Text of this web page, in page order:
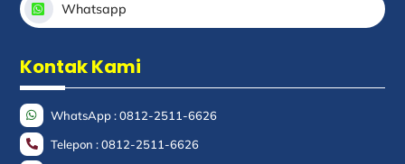
Whatsapp
Kontak Kami
WhatsApp : 0812-2511-6626
Telepon : 0812-2511-6626